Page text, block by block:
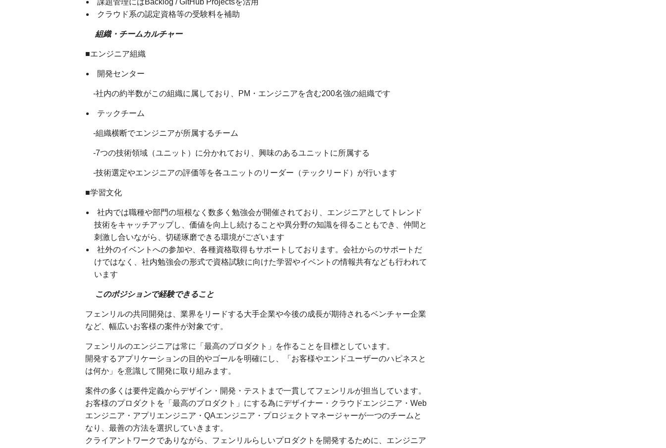
課題管理にはBacklog / GitHub Projectsを活用
クラウド系の認定資格等の受験料を補助
組織・チームカルチャー
■エンジニア組織
開発センター
-社内の約半数がこの組織に属しており、PM・エンジニアを含む200名強の組織です
テックチーム
-組織横断でエンジニアが所属するチーム
-7つの技術領域（ユニット）に分かれており、興味のあるユニットに所属する
-技術選定やエンジニアの評価等を各ユニットのリーダー（テックリード）が行います
■学習文化
社内では職種や部門の垣根なく数多く勉強会が開催されており、エンジニアとしてトレンド
技術をキャッチアップし、価値を向上し続けることや異分野の知識を得ることもでき、仲間と
刺激し合いながら、切磋琢磨できる環境がございます
社外のイベントへの参加や、各種資格取得もサポートしております。会社からのサポートだ
けではなく、社内勉強会の形式で資格試験に向けた学習やイベントの情報共有なども行われて
います
このポジションで経験できること
フェンリルの共同開発は、業界をリードする大手企業や今後の成長が期待されるベンチャー企業
など、幅広いお客様の案件が対象です。
フェンリルのエンジニアは常に「最高のプロダクト」を作ることを目標としています。
開発するアプリケーションの目的やゴールを明確にし、「お客様やエンドユーザーのハピネスと
は何か」を意識して開発に取り組みます。
案件の多くは要件定義からデザイン・開発・テストまで一貫してフェンリルが担当しています。
お客様のプロダクトを「最高のプロダクト」にする為にデザイナー・クラウドエンジニア・Web
エンジニア・アプリエンジニア・QAエンジニア・プロジェクトマネージャーが一つのチームと
なり、最善の方法を選択していきます。
クライアントワークでありながら、フェンリルらしいプロダクトを開発するために、エンジニア